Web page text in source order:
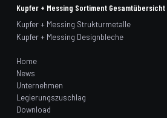
Kupfer + Messing Sortiment Gesamtübersicht
Kupfer + Messing Strukturmetalle
Kupfer + Messing Designbleche
Home
News
Unternehmen
Legierungszuschlag
Download